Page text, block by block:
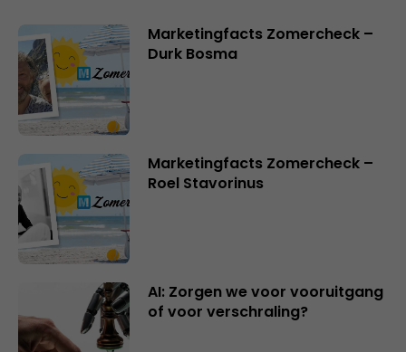
Marketingfacts Zomercheck –
Durk Bosma
Marketingfacts Zomercheck –
Roel Stavorinus
AI: Zorgen we voor vooruitgang
of voor verschraling?